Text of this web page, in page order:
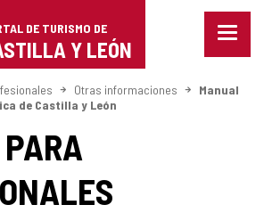
DE TURISMO DE
Y LEÓN
Menu
Otras informaciones
Manual
de Castilla y León